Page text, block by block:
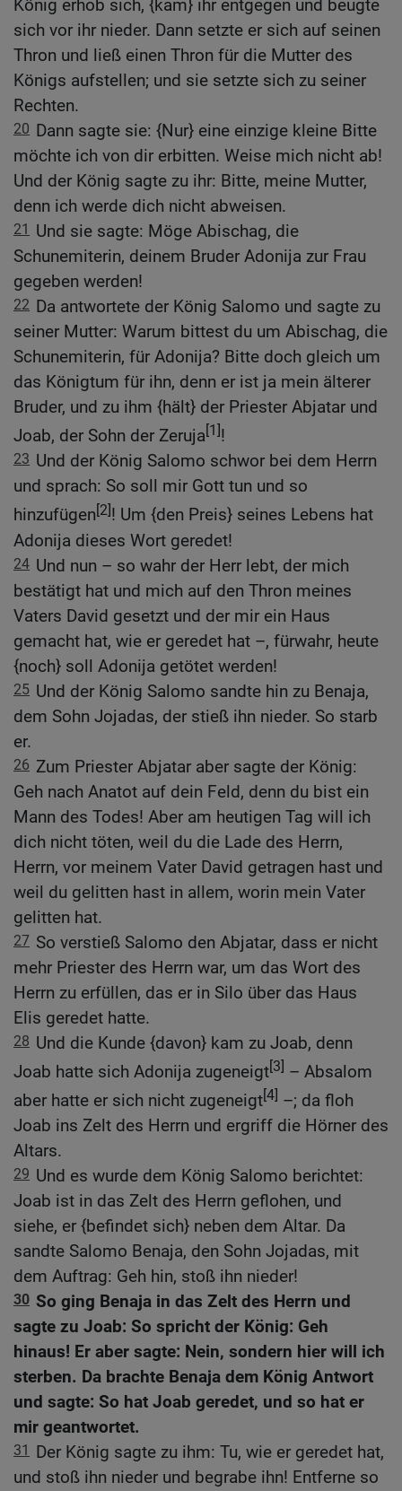
König erhob sich, {kam} ihr entgegen und beugte
sich vor ihr nieder. Dann setzte er sich auf seinen
Thron und ließ einen Thron für die Mutter des
Königs aufstellen; und sie setzte sich zu seiner
Rechten.
20 Dann sagte sie: {Nur} eine einzige kleine Bitte
möchte ich von dir erbitten. Weise mich nicht ab!
Und der König sagte zu ihr: Bitte, meine Mutter,
denn ich werde dich nicht abweisen.
21 Und sie sagte: Möge Abischag, die
Schunemiterin, deinem Bruder Adonija zur Frau
gegeben werden!
22 Da antwortete der König Salomo und sagte zu
seiner Mutter: Warum bittest du um Abischag, die
Schunemiterin, für Adonija? Bitte doch gleich um
das Königtum für ihn, denn er ist ja mein älterer
Bruder, und zu ihm {hält} der Priester Abjatar und
Joab, der Sohn der Zeruja[1]!
23 Und der König Salomo schwor bei dem Herrn
und sprach: So soll mir Gott tun und so
hinzufügen[2]! Um {den Preis} seines Lebens hat
Adonija dieses Wort geredet!
24 Und nun – so wahr der Herr lebt, der mich
bestätigt hat und mich auf den Thron meines
Vaters David gesetzt und der mir ein Haus
gemacht hat, wie er geredet hat –, fürwahr, heute
{noch} soll Adonija getötet werden!
25 Und der König Salomo sandte hin zu Benaja,
dem Sohn Jojadas, der stieß ihn nieder. So starb
er.
26 Zum Priester Abjatar aber sagte der König:
Geh nach Anatot auf dein Feld, denn du bist ein
Mann des Todes! Aber am heutigen Tag will ich
dich nicht töten, weil du die Lade des Herrn,
Herrn, vor meinem Vater David getragen hast und
weil du gelitten hast in allem, worin mein Vater
gelitten hat.
27 So verstieß Salomo den Abjatar, dass er nicht
mehr Priester des Herrn war, um das Wort des
Herrn zu erfüllen, das er in Silo über das Haus
Elis geredet hatte.
28 Und die Kunde {davon} kam zu Joab, denn
Joab hatte sich Adonija zugeneigt[3] – Absalom
aber hatte er sich nicht zugeneigt[4] –; da floh
Joab ins Zelt des Herrn und ergriff die Hörner des
Altars.
29 Und es wurde dem König Salomo berichtet:
Joab ist in das Zelt des Herrn geflohen, und
siehe, er {befindet sich} neben dem Altar. Da
sandte Salomo Benaja, den Sohn Jojadas, mit
dem Auftrag: Geh hin, stoß ihn nieder!
30 So ging Benaja in das Zelt des Herrn und
sagte zu Joab: So spricht der König: Geh
hinaus! Er aber sagte: Nein, sondern hier will ich
sterben. Da brachte Benaja dem König Antwort
und sagte: So hat Joab geredet, und so hat er
mir geantwortet.
31
Der König sagte zu ihm: Tu, wie er geredet hat,
und stoß ihn nieder und begrabe ihn! Entferne so